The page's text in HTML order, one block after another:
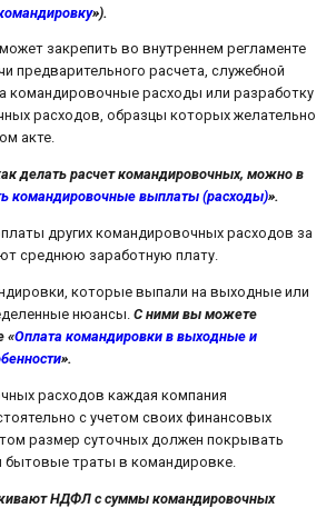
»).
закрепить во внутреннем регламенте
предварительного расчета, служебной
командировочные расходы или разработку
расходов, образцы которых желательно
акте.
делать расчет командировочных, можно в
командировочные выплаты (расходы)».
других командировочных расходов за
среднюю заработную плату.
которые выпали на выходные или
нюансы. С ними вы можете
«Оплата командировки в выходные и
».
расходов каждая компания
с учетом своих финансовых
размер суточных должен покрывать
бытовые траты в командировке.
НДФЛ с суммы командировочных